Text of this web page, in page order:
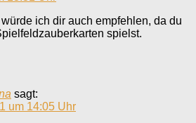
ich dir auch empfehlen, da du
spielst.
sagt:
um 14:05 Uhr